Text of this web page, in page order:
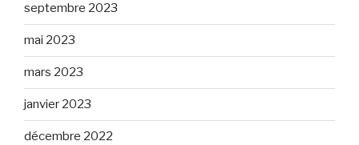
septembre 2023
mai 2023
mars 2023
janvier 2023
décembre 2022